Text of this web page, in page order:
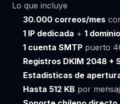
Lo que incluye
30.000 correos/mes
1 IP dedicada +1
1 cuenta SMTP puerto
Registros DKIM 2048 +
Estadísticas de
Hasta 512 KB por